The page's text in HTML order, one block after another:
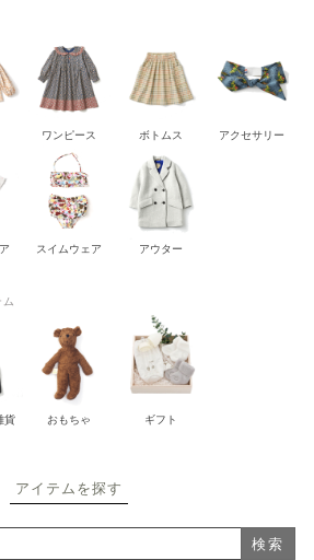
ワンピース ボトムス アクセサリー
スイムウェア アウター
貨 おもちゃ ギフト
アイテムを探す
検索